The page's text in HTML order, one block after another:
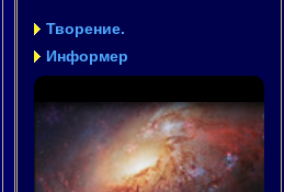
Творение.
Информер